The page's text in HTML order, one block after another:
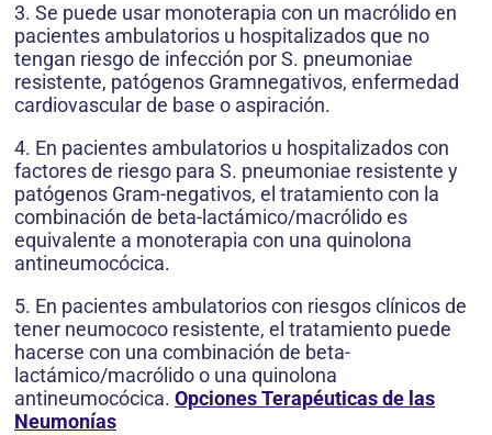
3. Se puede usar monoterapia con un macrólido en
pacientes ambulatorios u hospitalizados que no
tengan riesgo de infección por S. pneumoniae
resistente, patógenos Gramnegativos, enfermedad
cardiovascular de base o aspiración.
4. En pacientes ambulatorios u hospitalizados con
factores de riesgo para S. pneumoniae resistente y
patógenos Gram-negativos, el tratamiento con la
combinación de beta-lactámico/macrólido es
equivalente a monoterapia con una quinolona
antineumocócica.
5. En pacientes ambulatorios con riesgos clínicos de
tener neumococo resistente, el tratamiento puede
hacerse con una combinación de beta-
lactámico/macrólido o una quinolona
antineumocócica. Opciones Terapéuticas de las
Neumonías